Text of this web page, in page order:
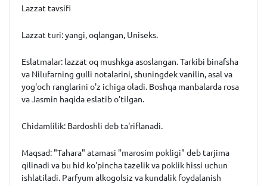
Lazzat tavsifi
Lazzat turi: yangi, oqlangan, Uniseks.
Eslatmalar: lazzat oq mushkga asoslangan. Tarkibi binafsha
va Nilufarning gulli notalarini, shuningdek vanilin, asal va
yog'och ranglarini o'z ichiga oladi. Boshqa manbalarda rosa
va Jasmin haqida eslatib o'tilgan.
Chidamlilik: Bardoshli deb ta'riflanadi.
Maqsad: "Tahara" atamasi "marosim pokligi" deb tarjima
qilinadi va bu hid ko'pincha tazelik va poklik hissi uchun
ishlatiladi. Parfyum alkogolsiz va kundalik foydalanish